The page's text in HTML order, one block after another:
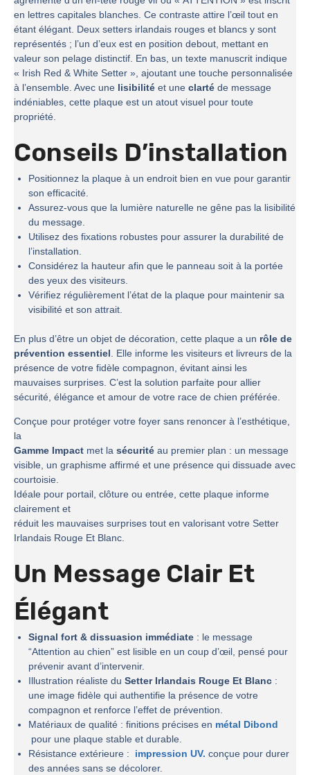
en lettres capitales blanches. Ce contraste attire l’œil tout en
étant élégant. Deux setters irlandais rouges et blancs y sont
représentés ; l’un d’eux est en position debout, mettant en
valeur son pelage distinctif. En bas, un texte manuscrit indique
« Irish Red & White Setter », ajoutant une touche personnalisée
à l’ensemble. Avec une lisibilité et une clarté de message
indéniables, cette plaque est un atout visuel pour toute
propriété.
Conseils D’installation
Positionnez la plaque à un endroit bien en vue pour garantir
son efficacité.
Assurez-vous que la lumière naturelle ne gêne pas la lisibilité
du message.
Utilisez des fixations robustes pour assurer la durabilité de
l’installation.
Considérez la hauteur afin que le panneau soit à la portée
des yeux des visiteurs.
Vérifiez régulièrement l’état de la plaque pour maintenir sa
visibilité et son attrait.
En plus d’être un objet de décoration, cette plaque a un rôle de
prévention essentiel. Elle informe les visiteurs et livreurs de la
présence de votre fidèle compagnon, évitant ainsi les
mauvaises surprises. C’est la solution parfaite pour allier
sécurité, élégance et amour de votre race de chien préférée.
Conçue pour protéger votre foyer sans renoncer à l’esthétique,
la
Gamme Impact met la sécurité au premier plan : un message
visible, un graphisme affirmé et une présence qui dissuade avec
courtoisie.
Idéale pour portail, clôture ou entrée, cette plaque informe
clairement et
réduit les mauvaises surprises tout en valorisant votre Setter
Irlandais Rouge Et Blanc.
Un Message Clair Et
Élégant
Signal fort & dissuasion immédiate : le message
“Attention au chien” est lisible en un coup d’œil, pensé pour
prévenir avant d’intervenir.
Illustration réaliste du Setter Irlandais Rouge Et Blanc :
une image fidèle qui authentifie la présence de votre
compagnon et renforce l’effet de prévention.
Matériaux de qualité : finitions précises en métal Dibond
pour une plaque stable et durable.
Résistance extérieure :
impression UV. conçue pour durer
des années sans se décolorer.